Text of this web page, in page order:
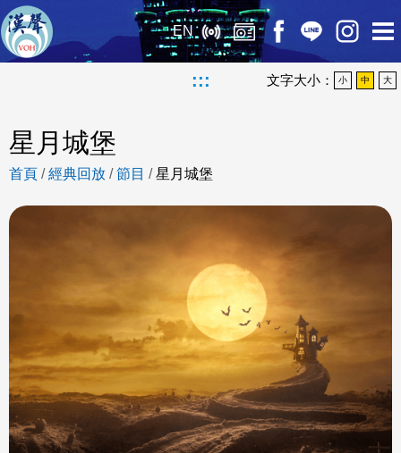
EN
::: 文字大小： 小 中 大
星月城堡
首頁 /經典回放 /節目 /星月城堡